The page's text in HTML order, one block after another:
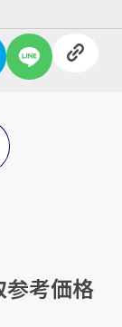
参考価格